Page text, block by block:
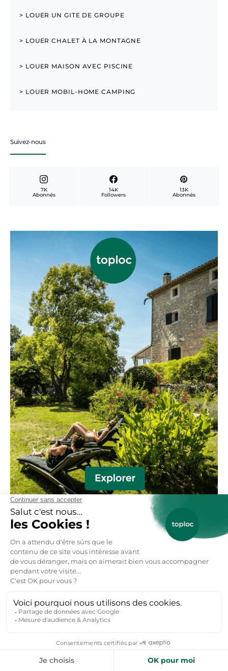
> LOUER UN GITE DE GROUPE
> LOUER CHALET À LA MONTAGNE
> LOUER MAISON AVEC PISCINE
> LOUER MOBIL-HOME CAMPING
Suivez-nous
7K
Abonnés
14K
Followers
13K
Abonnés
Toploc-locations-vacances-nature
De l'aide pour votre prochain séjour